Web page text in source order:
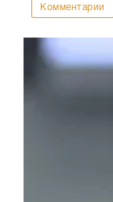
Комментарии